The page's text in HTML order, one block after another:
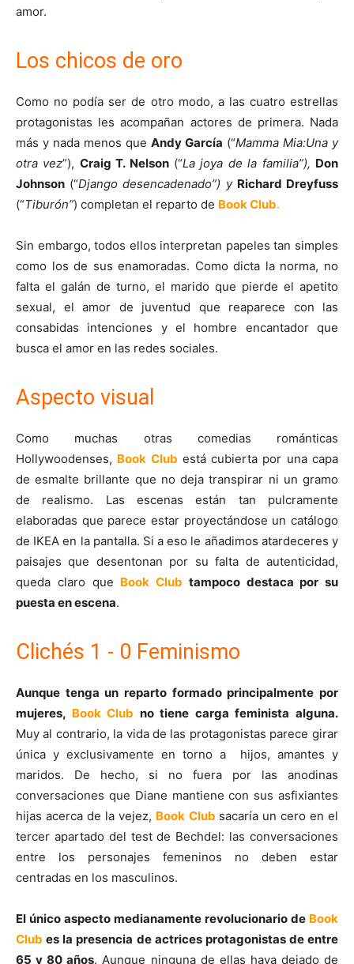
amor.
Los chicos de oro
Como no podía ser de otro modo, a las cuatro estrellas
protagonistas les acompañan actores de primera. Nada
más y nada menos que Andy García (“Mamma Mia:Una y
otra vez”), Craig T. Nelson(“La joya de la familia”), Don
Johnson (“Django desencadenado”) y Richard Dreyfuss
(“Tiburón”) completan el reparto de Book Club.
Sin embargo, todos ellos interpretan papeles tan simples
como los de sus enamoradas. Como dicta la norma, no
falta el galán de turno, el marido que pierde el apetito
sexual, el amor de juventud que reaparece con las
consabidas intenciones y el hombre encantador que
busca el amor en las redes sociales.
Aspecto visual
Como muchas otras comedias románticas
Hollywoodenses, Book Club está cubierta por una capa
de esmalte brillante que no deja transpirar ni un gramo
de realismo. Las escenas están tan pulcramente
elaboradas que parece estar proyectándose un catálogo
de IKEA en la pantalla. Si a eso le añadimos atardeceres y
paisajes que desentonan por su falta de autenticidad,
queda claro que Book Club tampoco destaca por su
puesta en escena.
Clichés 1 - 0 Feminismo
Aunque tenga un reparto formado principalmente por
mujeres, Book Club no tiene carga feminista alguna.
Muy al contrario, la vida de las protagonistas parece girar
única y exclusivamente en torno a hijos, amantes y
maridos. De hecho, si no fuera por las anodinas
conversaciones que Diane mantiene con sus asfixiantes
hijas acerca de la vejez, Book Club sacaría un cero en el
tercer apartado del test de Bechdel: las conversaciones
entre los personajes femeninos no deben estar
centradas en los masculinos.
El único aspecto medianamente revolucionario de Book
Club es la presencia de actrices protagonistas de entre
65 y 80 años. Aunque ninguna de ellas haya dejado de